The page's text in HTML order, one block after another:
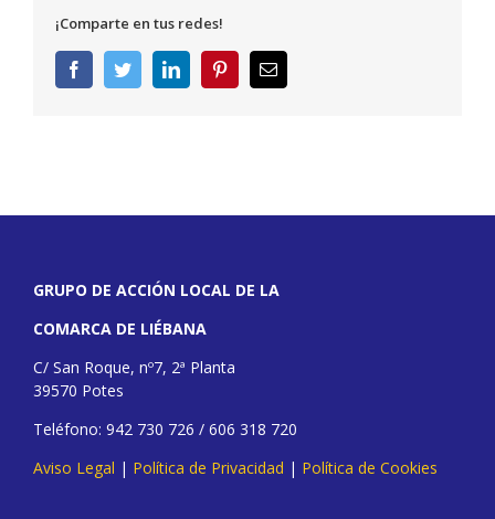
¡Comparte en tus redes!
FacebookTwitterLinkedInPinterestCorreo
electrónico
GRUPO DE ACCIÓN LOCAL DE LA
COMARCA DE LIÉBANA
C/ San Roque, nº7, 2ª Planta
39570 Potes
Teléfono: 942 730 726 / 606 318 720
Aviso Legal | Política de Privacidad | Política de Cookies